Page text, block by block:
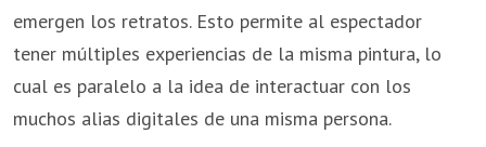
emergen los retratos. Esto permite al espectador
tener múltiples experiencias de la misma pintura, lo
cual es paralelo a la idea de interactuar con los
muchos alias digitales de una misma persona.